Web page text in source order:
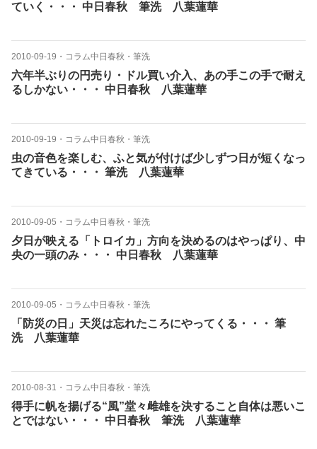
ていく・・・ 中日春秋 筆洗 八葉蓮華
2010-09-19 ・ コラム中日春秋・筆洗
六年半ぶりの円売り・ドル買い介入、あの手この手で耐え
るしかない・・・ 中日春秋 八葉蓮華
2010-09-19 ・ コラム中日春秋・筆洗
虫の音色を楽しむ、ふと気が付けば少しずつ日が短くなっ
てきている・・・ 筆洗 八葉蓮華
2010-09-05 ・ コラム中日春秋・筆洗
夕日が映える「トロイカ」方向を決めるのはやっぱり、中
央の一頭のみ・・・ 中日春秋 八葉蓮華
2010-09-05 ・ コラム中日春秋・筆洗
「防災の日」天災は忘れたころにやってくる・・・ 筆
洗 八葉蓮華
2010-08-31 ・ コラム中日春秋・筆洗
得手に帆を揚げる“風”堂々雌雄を決すること自体は悪いこ
とではない・・・ 中日春秋 筆洗 八葉蓮華